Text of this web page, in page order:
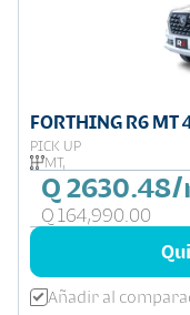
FORTHING R6 MT
PICK UP
MT,
Q
Q 164,990.00
Añadir al